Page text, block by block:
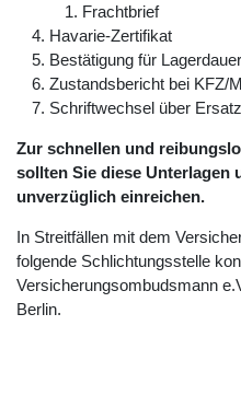
Frachtbrief
Havarie-Zertifikat
Bestätigung für
Zustandsbericht bei KFZ/
Schriftwechsel über
Zur schnellen und
sollten Sie diese Unterlagen
unverzüglich einreichen.
In Streitfällen mit dem
folgende Schlichtungsstelle
Versicherungsombudsmann
Berlin.